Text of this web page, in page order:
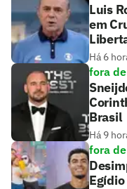
Luis
em
Há 6
fora
Brasil
Há 9
fora